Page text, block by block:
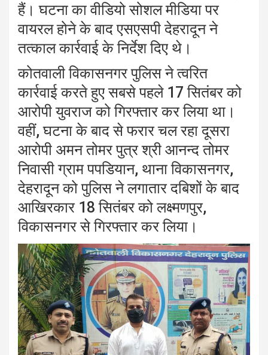
हैं। घटना का वीडियो सोशल मीडिया पर
वायरल होने के बाद एसएसपी देहरादून ने
तत्काल कार्रवाई के निर्देश दिए थे।
कोतवाली विकासनगर पुलिस ने त्वरित
कार्रवाई करते हुए सबसे पहले 17 सितंबर को
आरोपी युवराज को गिरफ्तार कर लिया था।
वहीं, घटना के बाद से फरार चल रहा दूसरा
आरोपी अमन तोमर पुत्र श्री आनन्द तोमर
निवासी ग्राम पपडियान, थाना विकासनगर,
देहरादून को पुलिस ने लगातार दबिशों के बाद
आखिरकार 18 सितंबर को लक्ष्मणपुर,
विकासनगर से गिरफ्तार कर लिया।